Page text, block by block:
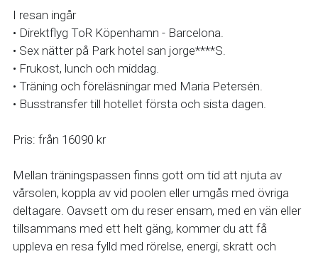
I resan ingår
• Direktflyg ToR Köpenhamn - Barcelona.
• Sex nätter på Park hotel san jorge****S.
• Frukost, lunch och middag.
• Träning och föreläsningar med Maria Petersén.
• Busstransfer till hotellet första och sista dagen.
Pris: från 16090 kr
Mellan träningspassen finns gott om tid att njuta av
vårsolen, koppla av vid poolen eller umgås med övriga
deltagare. Oavsett om du reser ensam, med en vän eller
tillsammans med ett helt gäng, kommer du att få
uppleva en resa fylld med rörelse, energi, skratt och